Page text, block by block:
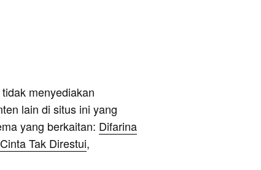
menyediakan
lain di situs ini yang
yang berkaitan: Difarina
Tak Direstui,